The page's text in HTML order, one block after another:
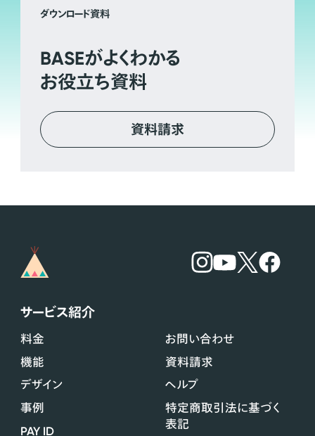
ダウンロード資料
BASEがよくわかる
お役立ち資料
資料請求
サービス紹介
料金
機能
デザイン
事例
PAY ID
お問い合わせ
資料請求
ヘルプ
特定商取引法に基づく
表記